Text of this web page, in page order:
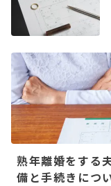
熟年離婚をする
備と手続きにつ